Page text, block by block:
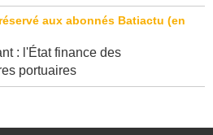
: l'État finance des
portuaires